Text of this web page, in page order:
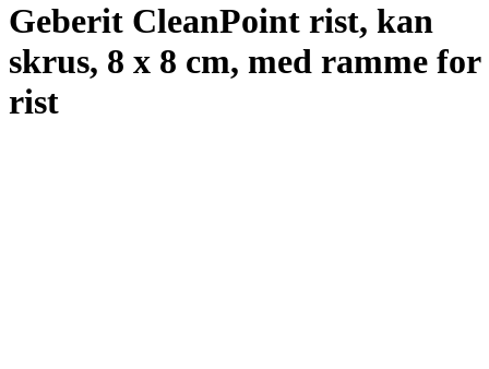
Geberit CleanPoint rist, kan
skrus, 8 x 8 cm, med ramme for
rist